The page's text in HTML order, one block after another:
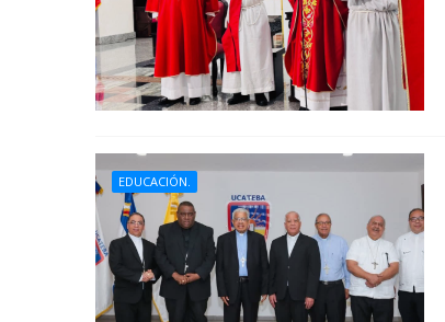
EDUCACIÓN.